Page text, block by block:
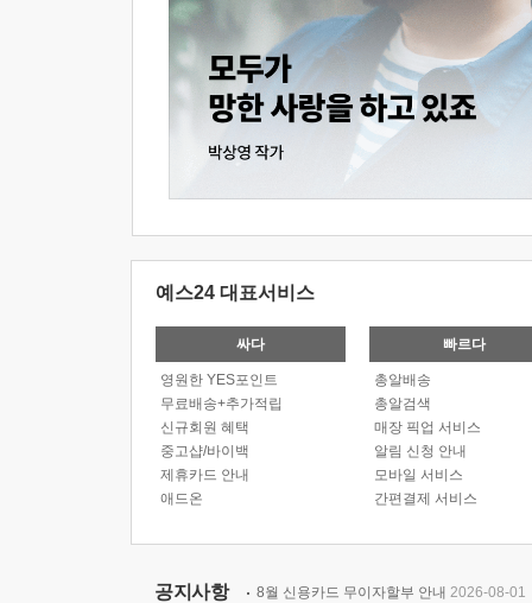
예스24 대표서비스
싸다
영원한 YES포인트
무료배송+추가적립
신규회원 혜택
중고샵/바이백
제휴카드 안내
애드온
빠르다
총알배송
총알검색
매장 픽업 서비스
알림 신청 안내
모바일 서비스
간편결제 서비스
공지사항 8월 신용카드 무이자할부 안내 2026-08-01